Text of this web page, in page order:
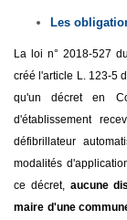
Les
La loi n° 2018-527
créé l'article L. 123-5
qu'un décret en
d'établissement
défibrillateur
modalités
ce décret, aucune
maire d'une